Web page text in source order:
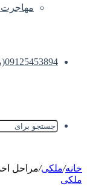
مهاجرت
09125453894(مشاوره با وکیل)
خانه/ملکی/مراحل
ملکی